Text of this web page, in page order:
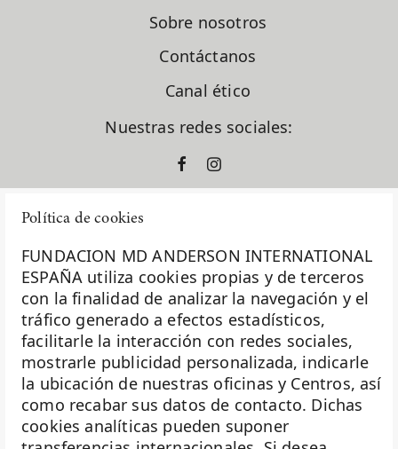
Política de cookies
FUNDACION MD ANDERSON INTERNATIONAL
ESPAÑA utiliza cookies propias y de terceros
con la finalidad de analizar la navegación y el
tráfico generado a efectos estadísticos,
facilitarle la interacción con redes sociales,
mostrarle publicidad personalizada, indicarle
la ubicación de nuestras oficinas y Centros, así
como recabar sus datos de contacto. Dichas
cookies analíticas pueden suponer
Sobre nosotros
Contáctanos
Canal ético
Nuestras redes sociales:
La Fundación MD Anderson España - Hospiten es
miembro de laAsociación Española de Fundaciones
Investigación
Biobanco
Docencia